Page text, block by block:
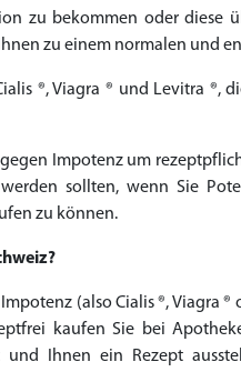
zu bekommen oder diese
zu einem normalen und
®, Viagra ® und Levitra ®,
Impotenz um
sollten, wenn Sie
zu können.
(also Cialis ®, Viagra
kaufen Sie bei
und Ihnen ein Rezept
€26.35
to shop to Cart
€28.17
to shop to Cart
€29.08
to shop to Cart
€23.62
to shop to Cart
€29.98
to shop to Cart
€27.26
to shop to Cart
€36.34
to shop to Cart
€29.08
to shop to Cart
€62.69
to shop to Cart
€25.44
to shop to Cart
€138.11
to shop to Cart
€56.33
to shop to Cart
€45.43
to shop to Cart
€0.00
to shop to Cart
€37.25
to shop to Cart
€15.45
to shop to Cart
€0.00
to shop to Cart
€0.00
to shop to Cart
€0.00
to shop to Cart
€14.54
to shop to Cart
€0.00
to shop to Cart
€0.00
to shop to Cart